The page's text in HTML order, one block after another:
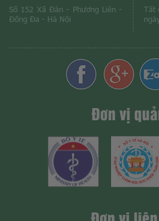
Số 152 Xã Đàn - Phương Liên -
Đống Đa - Hà Nội
Tất
Đơn vị